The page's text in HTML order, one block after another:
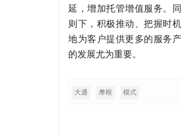
延，增加托管增值服务。
则下，积极推动、把握时
地为客户提供更多的服务
的发展尤为重要。
大通 摩根 模式